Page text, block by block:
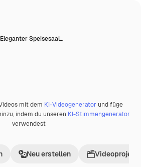
Eleganter Speisesaal…
mit dem KI-Videogenerator und füge
indem du unseren KI-Stimmengenerator
verwendest
Neu erstellen Videoprojekt